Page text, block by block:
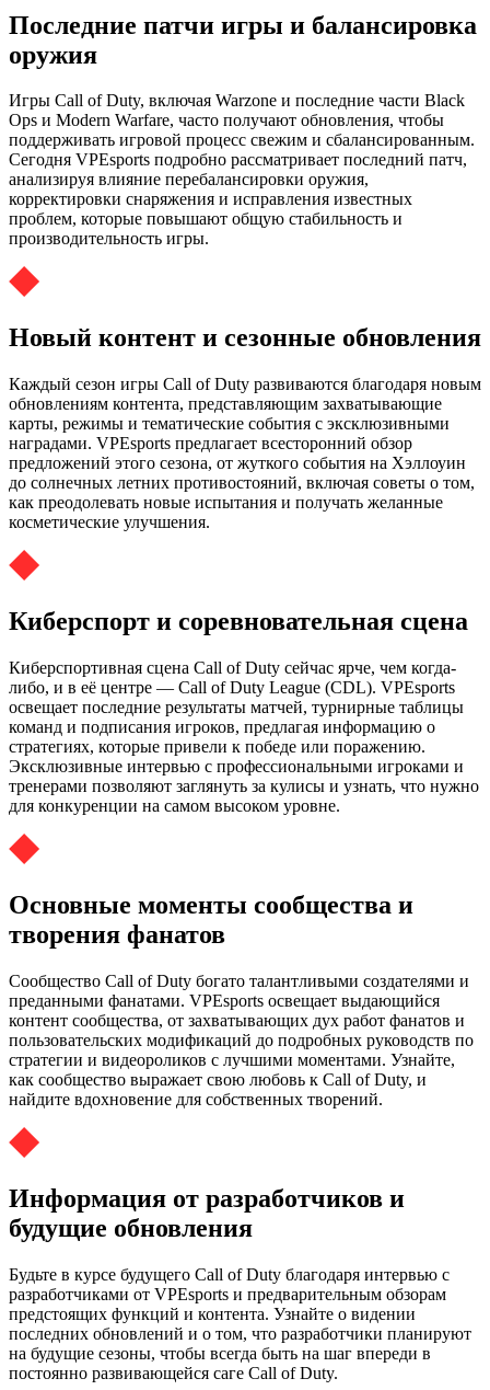
Последние патчи игры и балансировка
оружия
Игры Call of Duty, включая Warzone и последние части Black
Ops и Modern Warfare, часто получают обновления, чтобы
поддерживать игровой процесс свежим и сбалансированным.
Сегодня VPEsports подробно рассматривает последний патч,
анализируя влияние перебалансировки оружия,
корректировки снаряжения и исправления известных
проблем, которые повышают общую стабильность и
производительность игры.
Новый контент и сезонные обновления
Каждый сезон игры Call of Duty развиваются благодаря новым
обновлениям контента, представляющим захватывающие
карты, режимы и тематические события с эксклюзивными
наградами. VPEsports предлагает всесторонний обзор
предложений этого сезона, от жуткого события на Хэллоуин
до солнечных летних противостояний, включая советы о том,
как преодолевать новые испытания и получать желанные
косметические улучшения.
Киберспорт и соревновательная сцена
Киберспортивная сцена Call of Duty сейчас ярче, чем когда-
либо, и в её центре — Call of Duty League (CDL). VPEsports
освещает последние результаты матчей, турнирные таблицы
команд и подписания игроков, предлагая информацию о
стратегиях, которые привели к победе или поражению.
Эксклюзивные интервью с профессиональными игроками и
тренерами позволяют заглянуть за кулисы и узнать, что нужно
для конкуренции на самом высоком уровне.
Основные моменты сообщества и
творения фанатов
Сообщество Call of Duty богато талантливыми создателями и
преданными фанатами. VPEsports освещает выдающийся
контент сообщества, от захватывающих дух работ фанатов и
пользовательских модификаций до подробных руководств по
стратегии и видеороликов с лучшими моментами. Узнайте,
как сообщество выражает свою любовь к Call of Duty, и
найдите вдохновение для собственных творений.
Информация от разработчиков и
будущие обновления
Будьте в курсе будущего Call of Duty благодаря интервью с
разработчиками от VPEsports и предварительным обзорам
предстоящих функций и контента. Узнайте о видении
последних обновлений и о том, что разработчики планируют
на будущие сезоны, чтобы всегда быть на шаг впереди в
постоянно развивающейся саге Call of Duty.